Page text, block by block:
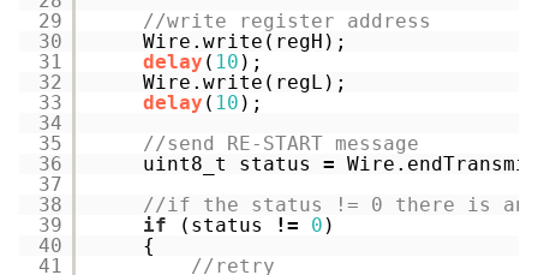
29
30
31
32
33
34
35
36
37
38
39
40
41
//write register address
Wire.write(regH);
delay ( 10 );
Wire.write(regL);
delay ( 10 );
//send RE-START message
uint8_t status =
//if the status != 0 there is an
if
(status ! = 0 )
{
//retry